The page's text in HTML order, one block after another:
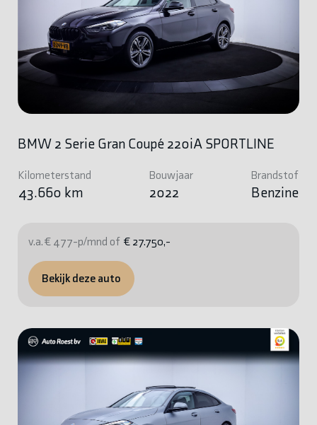
BMW 2 Serie Gran Coupé 220iA SPORTLINE
Kilometerstand
43.660 km
Bouwjaar
2022
Brandstof
Benzine
v.a. € 477-p/mnd of € 27.750,-
Bekijk deze auto